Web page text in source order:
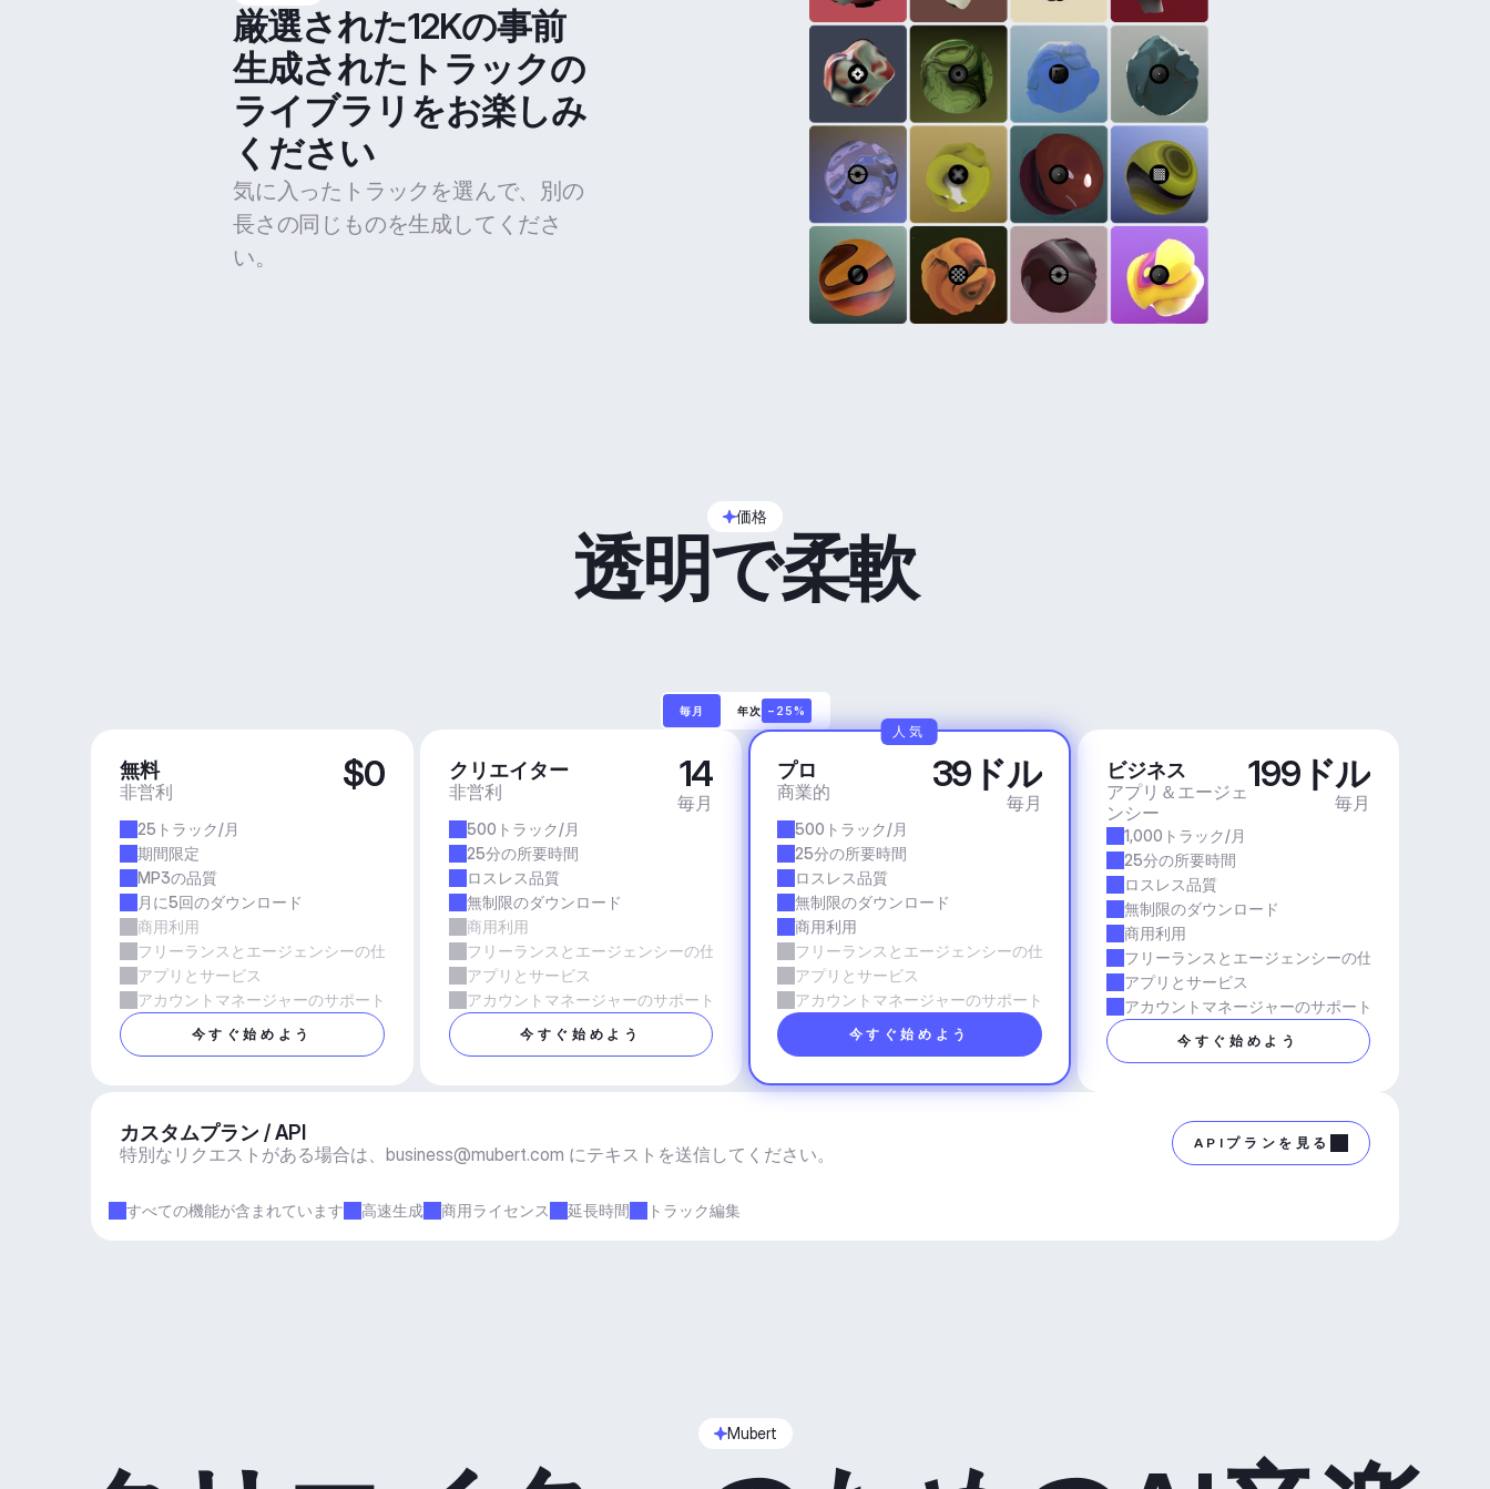
厳選された12Kの事前
生成されたトラックの
ライブラリをお楽しみ
ください
気に入ったトラックを選んで、別の
長さの同じものを生成してくださ
い。
価格
透明で柔軟
毎月 年次 −25%
無料
非営利 $0
25トラック/月
期間限定
MP3の品質
月に5回のダウンロード
商用利用
フリーランスとエージェンシーの仕事
アプリとサービス
アカウントマネージャーのサポート
今すぐ始めよう
クリエイター
非営利 14
毎月
500トラック/月
25分の所要時間
ロスレス品質
無制限のダウンロード
商用利用
フリーランスとエージェンシーの仕事
アプリとサービス
アカウントマネージャーのサポート
今すぐ始めよう
プロ
商業的 39ドル
毎月
500トラック/月
25分の所要時間
ロスレス品質
無制限のダウンロード
商用利用
フリーランスとエージェンシーの仕事
アプリとサービス
アカウントマネージャーのサポート
今すぐ始めよう
人気
ビジネス
アプリ＆エージェ
ンシー
199ドル
毎月
1,000トラック/月
25分の所要時間
ロスレス品質
無制限のダウンロード
商用利用
フリーランスとエージェンシーの仕事
アプリとサービス
アカウントマネージャーのサポート
今すぐ始めよう
カスタムプラン / API
特別なリクエストがある場合は、 business@mubert.com にテキストを送信してください。
APIプランを見る
すべての機能が含まれています 高速生成 商用ライセンス 延長時間 トラック編集
Mubert